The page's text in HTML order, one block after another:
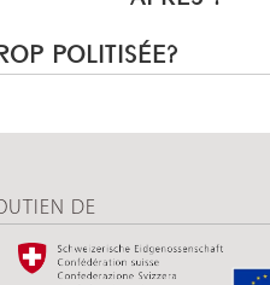
POLITISÉE?
DE